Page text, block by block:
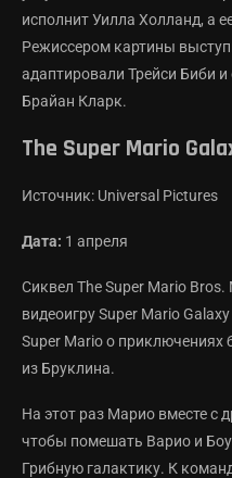
исполнит Уилла Холланд, а
Режиссером картины
адаптировали Трейси Биби
Брайан Кларк.
The Super Mario
Источник: Universal Pictures
Дата: 1 апреля
Сиквел The Super Mario Bros.
видеоигру Super Mario
Super Mario о приключениях
из Бруклина.
На этот раз Марио вместе с
чтобы помешать Варио и
Грибную галактику. К